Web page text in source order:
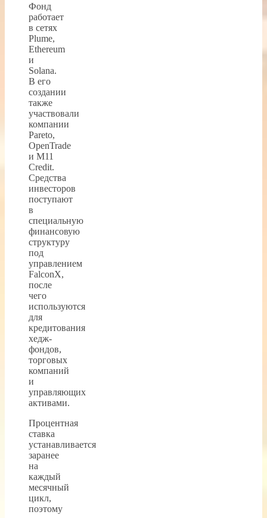
Фонд
работает
в сетях
Plume,
Ethereum
и
Solana.
В его
создании
также
участвовали
компании
Pareto,
OpenTrade
и M11
Credit.
Средства
инвесторов
поступают
в
специальную
финансовую
структуру
под
управлением
FalconX,
после
чего
используются
для
кредитования
хедж-
фондов,
торговых
компаний
и
управляющих
активами.
Процентная
ставка
устанавливается
заранее
на
каждый
месячный
цикл,
поэтому